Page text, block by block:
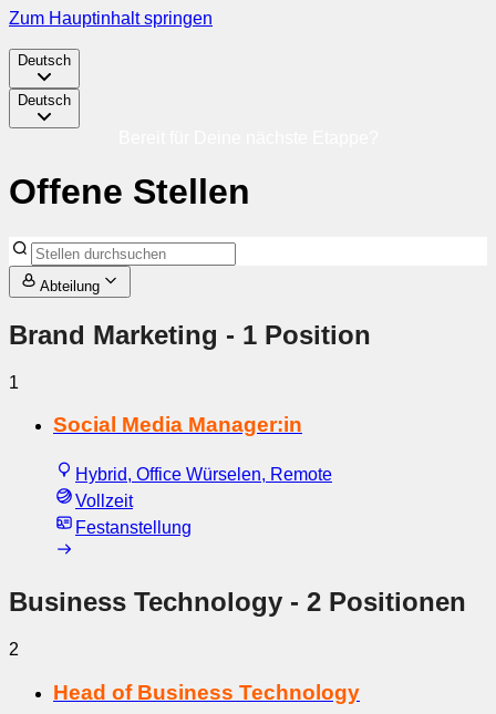
Zum Hauptinhalt springen
Deutsch
Deutsch
Offene Stellen
Abteilung
Brand Marketing - 1 Position
1
Social Media Manager:in
Hybrid, Office Würselen, Remote
Vollzeit
Festanstellung
Business Technology - 2 Positionen
2
Head of Business Technology